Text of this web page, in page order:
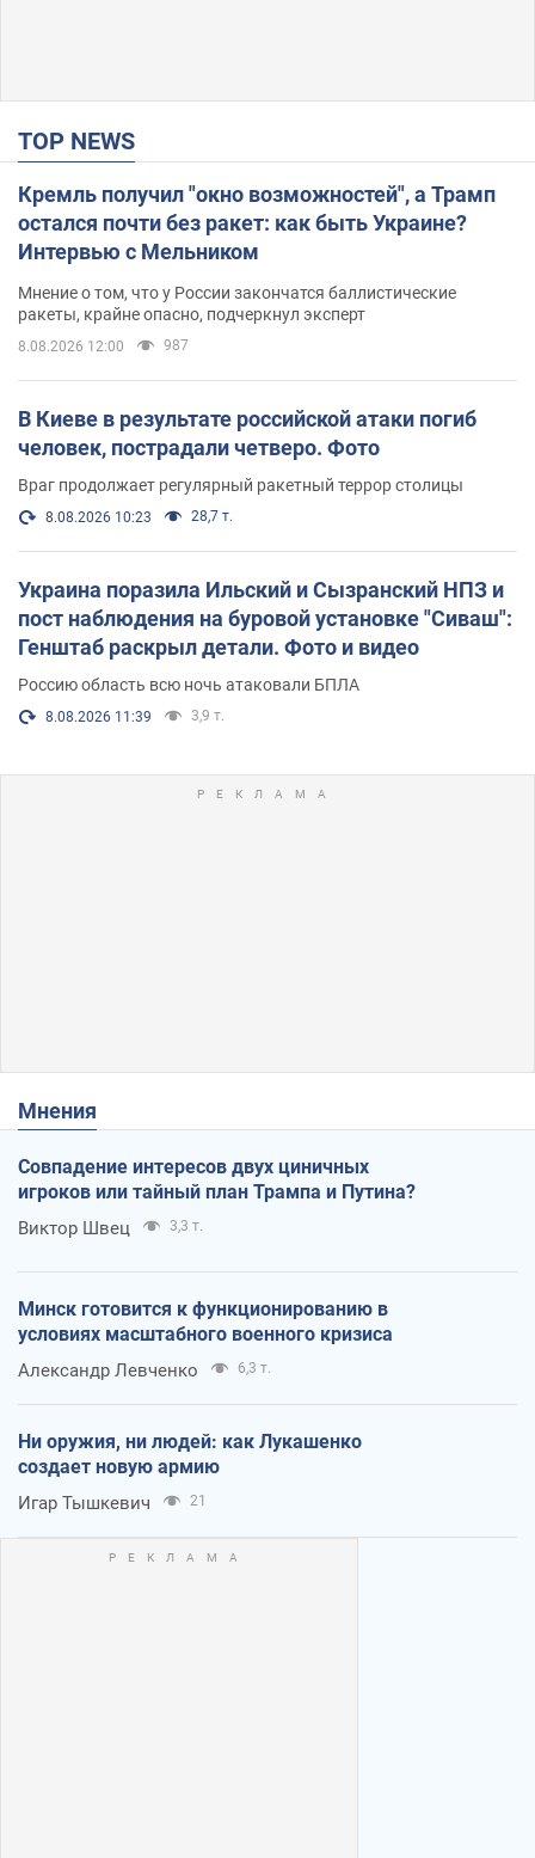
TOP NEWS
Кремль получил "окно возможностей", а Трамп
остался почти без ракет: как быть Украине?
Интервью с Мельником
Мнение о том, что у России закончатся баллистические
ракеты, крайне опасно, подчеркнул эксперт
8.08.2026 12:00 987
В Киеве в результате российской атаки погиб
человек, пострадали четверо. Фото
Враг продолжает регулярный ракетный террор столицы
8.08.2026 10:23 28,7 т.
Украина поразила Ильский и Сызранский НПЗ и
пост наблюдения на буровой установке "Сиваш":
Генштаб раскрыл детали. Фото и видео
Россию область всю ночь атаковали БПЛА
8.08.2026 11:39 3,9 т.
Мнения
Совпадение интересов двух циничных
игроков или тайный план Трампа и Путина?
Виктор Швец 3,3 т.
Минск готовится к функционированию в
условиях масштабного военного кризиса
Александр Левченко 6,3 т.
Ни оружия, ни людей: как Лукашенко
создает новую армию
Игар Тышкевич 21